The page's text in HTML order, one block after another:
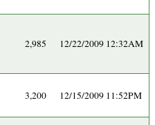
2,985 12/22/2009 12:32AM
3,200 12/15/2009 11:52PM